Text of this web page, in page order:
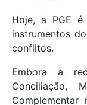
Hoje, a PGE
instrumentos
conflitos.
Embora a
Conciliação,